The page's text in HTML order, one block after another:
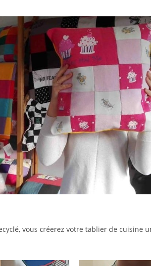
vous créerez votre tablier de